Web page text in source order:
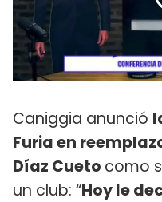
Caniggia anunció
Furia en
Díaz Cueto como
un club: “Hoy le